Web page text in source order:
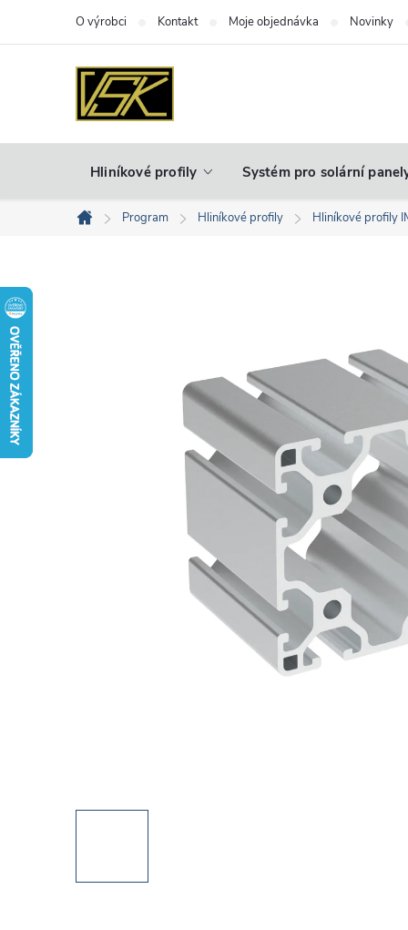
O výrobci Kontakt Moje objednávka Novinky
Hliníkové profily Systém pro solární
Domů
Program Hliníkové profily Hliníkové profily